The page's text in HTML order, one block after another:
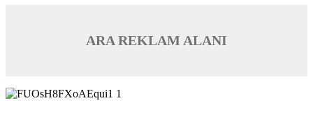
ARA REKLAM ALANI